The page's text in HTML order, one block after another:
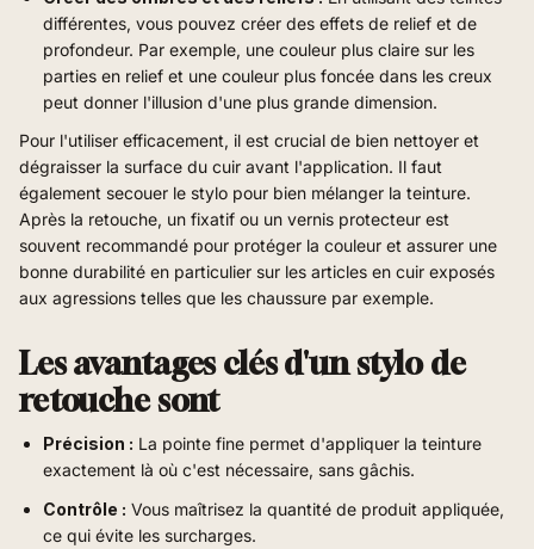
différentes, vous pouvez créer des effets de relief et de
profondeur. Par exemple, une couleur plus claire sur les
parties en relief et une couleur plus foncée dans les creux
peut donner l'illusion d'une plus grande dimension.
Pour l'utiliser efficacement, il est crucial de bien nettoyer et
dégraisser la surface du cuir avant l'application. Il faut
également secouer le stylo pour bien mélanger la teinture.
Après la retouche, un fixatif ou un vernis protecteur est
souvent recommandé pour protéger la couleur et assurer une
bonne durabilité en particulier sur les articles en cuir exposés
aux agressions telles que les chaussure par exemple.
Les avantages clés d'un stylo de
retouche sont
Précision : La pointe fine permet d'appliquer la teinture
exactement là où c'est nécessaire, sans gâchis.
Contrôle : Vous maîtrisez la quantité de produit appliquée,
ce qui évite les surcharges.